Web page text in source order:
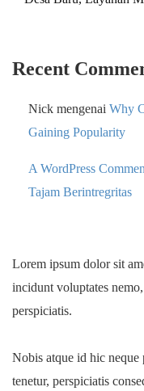
Recent
Nick mengenai Why
Gaining Popularity
A WordPress
Tajam Berintregritas
Lorem ipsum dolor sit
incidunt voluptates
perspiciatis.
Nobis atque id hic
tenetur, perspiciatis